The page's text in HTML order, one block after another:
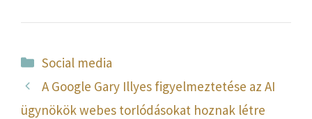
Kategória
Social media
A Google Gary Illyes figyelmeztetése az AI
ügynökök webes torlódásokat hoznak létre